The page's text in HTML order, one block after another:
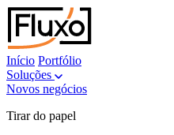
Início Portfólio
Soluções
Novos negócios
Tirar do papel